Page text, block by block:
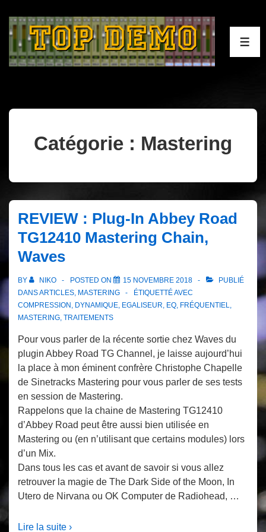
passer
au
contenu
principal
Catégorie : Mastering
REVIEW : Plug-In Abbey Road
TG12410 Mastering Chain,
Waves
BY NIKO POSTED ON 15 NOVEMBRE 2018
PUBLIÉ
DANSARTICLES, MASTERING
ÉTIQUETTÉ AVEC
COMPRESSION , DYNAMIQUE, EGALISEUR, EQ, FRÉQUENTIEL,
MASTERING, TRAITEMENTS
Pour vous parler de la récente sortie chez Waves du
plugin Abbey Road TG Channel, je laisse aujourd’hui
la place à mon éminent confrère Christophe Chapelle
de Sinetracks Mastering pour vous parler de ses tests
en session de Mastering.
Rappelons que la chaine de Mastering TG12410
d’Abbey Road peut être aussi bien utilisée en
Mastering ou (en n’utilisant que certains modules) lors
d’un Mix.
Dans tous les cas et avant de savoir si vous allez
retrouver la magie de The Dark Side of the Moon, In
Utero de Nirvana ou OK Computer de Radiohead, …
Lire la suite ›